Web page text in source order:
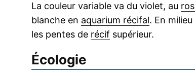
La couleur variable va du violet, au
blanche en aquarium récifal. En
les pentes de récif supérieur.
Écologie